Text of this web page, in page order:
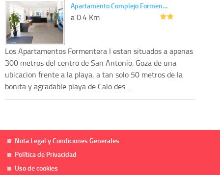
Apartamento Complejo Formen…
a 0.4 Km
Los Apartamentos Formentera I estan situados a apenas
300 metros del centro de San Antonio. Goza de una
ubicacion frente a la playa, a tan solo 50 metros de la
bonita y agradable playa de Calo des ...
Nota Legal y Condiciones Generales
Política de Privacidad
Uso de cookies